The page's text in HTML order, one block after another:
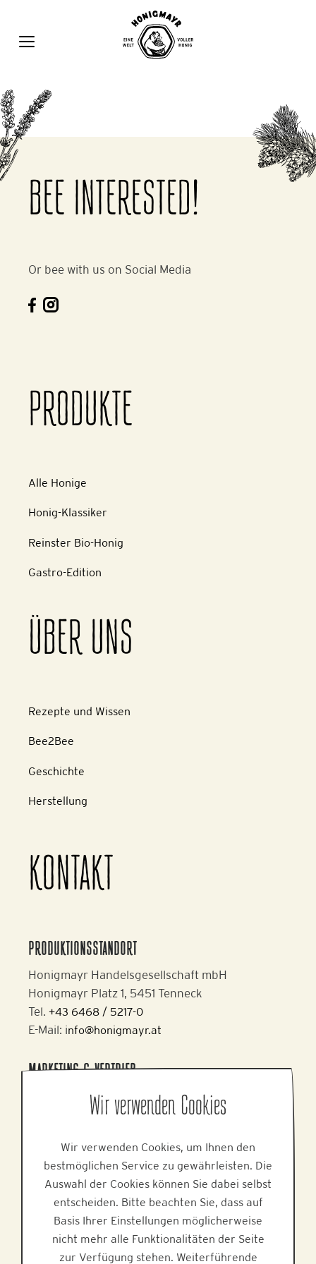
springen
BEE INTERESTED!
Or bee with us on Social Media
PRODUKTE
Alle Honige
Honig-Klassiker
Reinster Bio-Honig
Gastro-Edition
ÜBER UNS
Rezepte und Wissen
Bee2Bee
Geschichte
Herstellung
KONTAKT
PRODUKTIONSSTANDORT
Honigmayr Handelsgesellschaft mbH
Honigmayr Platz 1, 5451 Tenneck
Tel. +43 6468 / 5217-0
E-Mail: info@honigmayr.at
MARKETING & VERTRIEB
Alpine Brands GmbH & Co KG
Gmundner Staße 27, 4800 Attnang-Puchheim
E-Mail:office@alpinebrands.at
Web:www.alpinebrands.at
HILFE
Wir verwenden Cookies
Wir verwenden Cookies, um Ihnen den
bestmöglichen Service zu gewährleisten. Die
Auswahl der Cookies können Sie dabei selbst
entscheiden. Bitte beachten Sie, dass auf
Basis Ihrer Einstellungen möglicherweise
nicht mehr alle Funktionalitäten der Seite
zur Verfügung stehen. Weiterführende